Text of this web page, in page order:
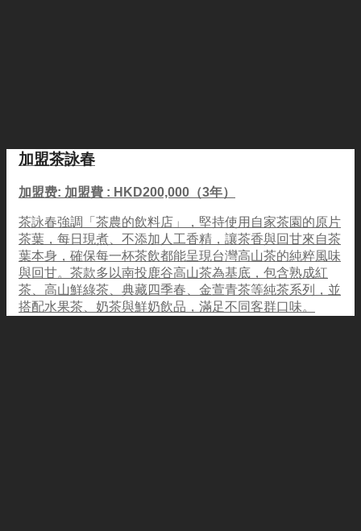
加盟茶詠春
加盟费: 加盟費 : HKD200,000（3年）
茶詠春強調「茶農的飲料店」，堅持使用自家茶園的原片
茶葉，每日現煮、不添加人工香精，讓茶香與回甘來自茶
葉本身，確保每一杯茶飲都能呈現台灣高山茶的純粹風味
與回甘。茶款多以南投鹿谷高山茶為基底，包含熟成紅
茶、高山鮮綠茶、典藏四季春、金萱青茶等純茶系列，並
搭配水果茶、奶茶與鮮奶飲品，滿足不同客群口味。